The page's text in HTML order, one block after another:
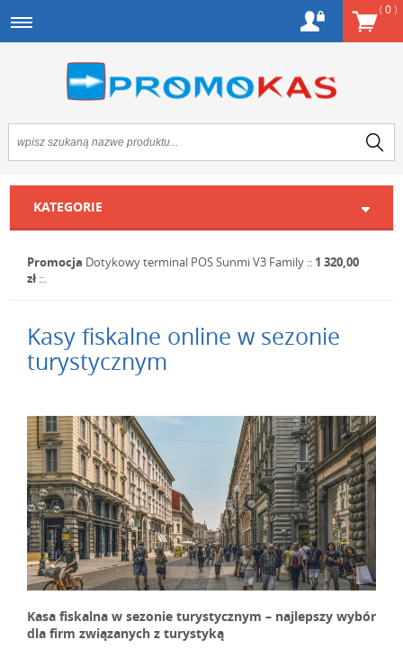
(0)
KATEGORIE
Promocja Dotykowy terminal POS Sunmi V3 Family :: 1 320,00
zł ::.
Kasy fiskalne online w sezonie
turystycznym
Kasa fiskalna w sezonie turystycznym – najlepszy wybór
dla firm związanych z turystyką